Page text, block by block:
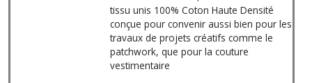
tissu unis 100% Coton Haute Densité
conçue pour convenir aussi bien pour les
travaux de projets créatifs comme le
patchwork, que pour la couture
vestimentaire